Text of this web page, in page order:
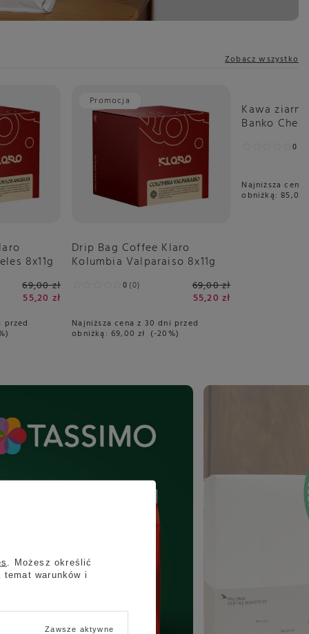
Zobacz wszystko
8x11g
69,00 zł
55,20 zł
przed
Promocja
0 0
Drip Bag Coffee Klaro
Kolumbia Valparaiso 8x11g
69,00 zł
55,20 zł
Najniższa cena z 30 dni przed
obniżką: 69,00 zł -20%
0
Kawa
Banko
Najniższa
obniżką:85,00
. Możesz określić
warunków i
Zawsze aktywne